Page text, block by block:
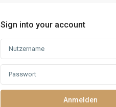
Sign into your account
Anmelden